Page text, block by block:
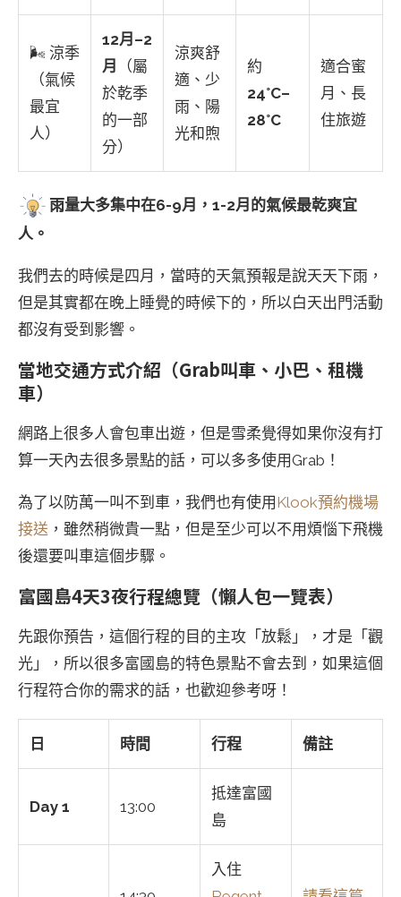
🌬 涼季
（氣候
最宜
人）
12月–2
月
（屬
於乾季
的一部
分）
涼爽舒
適、少
雨、陽
光和煦
約
24°C–
28°C
適合蜜
月、長
住旅遊
雨量大多集中在6-9月，1-2月的氣候最乾爽宜
人。
我們去的時候是四月，當時的天氣預報是說天天下雨，
但是其實都在晚上睡覺的時候下的，所以白天出門活動
都沒有受到影響。
當地交通方式介紹（Grab叫車、小巴、租機
車）
網路上很多人會包車出遊，但是雪柔覺得如果你沒有打
算一天內去很多景點的話，可以多多使用Grab！
為了以防萬一叫不到車，我們也有使用 Klook預約機場
接送 ，雖然稍微貴一點，但是至少可以不用煩惱下飛機
後還要叫車這個步驟。
富國島4天3夜行程總覽（懶人包一覽表）
先跟你預告，這個行程的目的主攻「放鬆」，才是「觀
光」，所以很多富國島的特色景點不會去到，如果這個
行程符合你的需求的話，也歡迎參考呀！
日 時間 行程 備註
Day 1 13:00
抵達富國
島
入住